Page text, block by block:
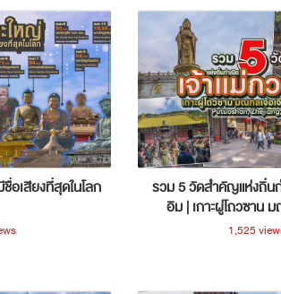
อเสียงที่สุดในโลก
รวม 5 วัดสำคัญแห่งถิ่นก
อิม | เกาะผู่โถวซาน
ประเทศ
1,525